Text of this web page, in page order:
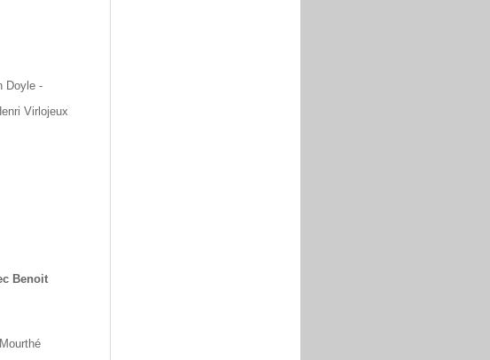
Doyle -
Virlojeux
Benoit